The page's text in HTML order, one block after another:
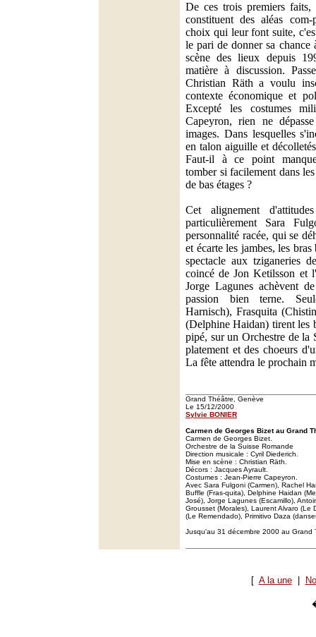
De ces trois premiers
constituent des aléas com-
choix qui leur font suite,
le pari de donner sa chance
scène des lieux depuis
matière à discussion.
Christian Räth a voulu
contexte économique et
Excepté les costumes
Capeyron, rien ne
images. Dans lesquelles
en talon aiguille et
Faut-il à ce point
tomber si facilement dans
de bas étages ?
Cet alignement
particulièrement Sara
personnalité racée, qui se
et écarte les jambes, les
spectacle aux tziganeries
coincé de Jon Ketilsson et
Jorge Lagunes achèvent
passion bien terne.
Harnisch), Frasquita
(Delphine Haidan) tirent les
pipé, sur un Orchestre de la
platement et des choeurs
La fête attendra le prochain
Grand Théâtre, Genève
Le 15/12/2000
Sylvie BONIER
Carmen de Georges Bizet au Grand
Carmen de Georges Bizet.
Orchestre de la Suisse Romande
Direction musicale : Cyril Diederich.
Mise en scène : Christian Räth.
Décors : Jacques Ayrault.
Costumes : Jean-Pierre Capeyron.
Avec Sara Fulgoni (Carmen), Rachel
Buffle (Fras-quita), Delphine Haidan
José), Jorge Lagunes (Escamillo),
Grousset (Morales), Laurent Alvaro (Le
(Le Remendado), Primitivo Daza
Jusqu'au 31 décembre 2000 au Grand
[ A la une|